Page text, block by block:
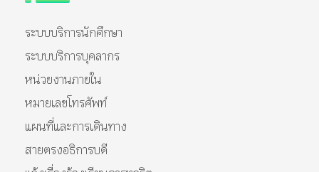
ระบบบริการนักศึกษา
ระบบบริการบุคลากร
หน่วยงานภายใน
หมายเลขโทรศัพท์
แผนที่และการเดินทาง
สายตรงอธิการบดี